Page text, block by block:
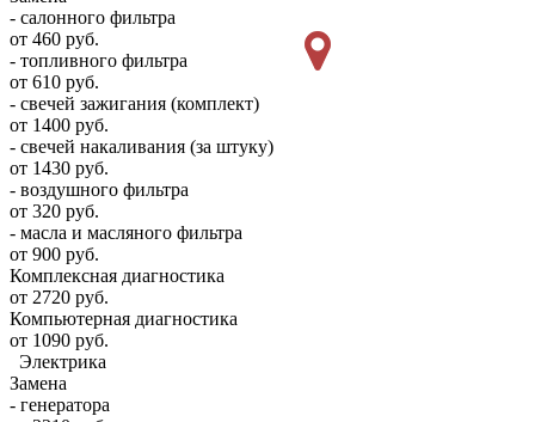
- салонного фильтра
от 460 руб.
- топливного фильтра
от 610 руб.
- свечей зажигания (комплект)
от 1400 руб.
- свечей накаливания (за штуку)
от 1430 руб.
- воздушного фильтра
от 320 руб.
- масла и масляного фильтра
от 900 руб.
Комплексная диагностика
от 2720 руб.
Компьютерная диагностика
от 1090 руб.
Электрика
Замена
- генератора